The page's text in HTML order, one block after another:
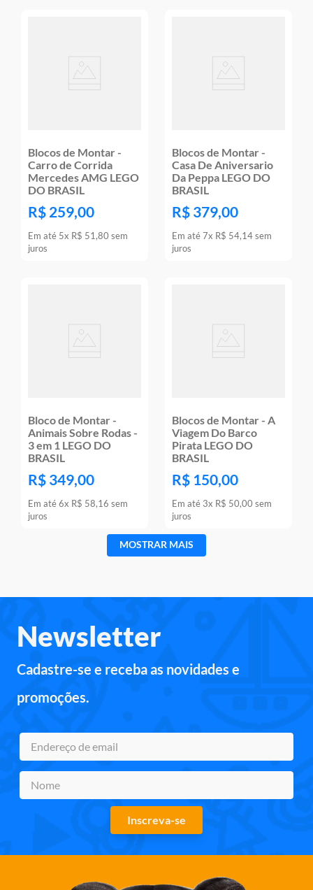
Blocos de Montar -
Carro de Corrida
Mercedes AMG LEGO
DO BRASIL
R$ 259,00
Em até 5x R$ 51,80 sem
juros
Blocos de Montar -
Casa De Aniversario
Da Peppa LEGO DO
BRASIL
R$ 379,00
Em até7x R$ 54,14sem
juros
Bloco de Montar -
Animais Sobre Rodas -
3 em 1 LEGO DO
BRASIL
R$ 349,00
Em até6x R$ 58,16 sem
juros
Blocos de Montar - A
Viagem Do Barco
Pirata LEGO DO
BRASIL
R$ 150,00
Em até 3x R$ 50,00 sem
juros
MOSTRAR MAIS
Newsletter
Cadastre-se e receba as novidades e
promoções.
Inscreva-se